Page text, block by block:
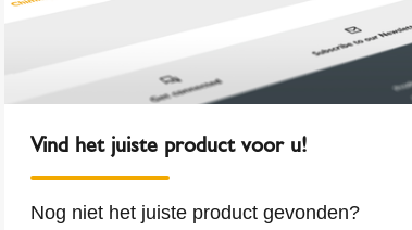
Vind het juiste product voor u!
Nog niet het juiste product gevonden?